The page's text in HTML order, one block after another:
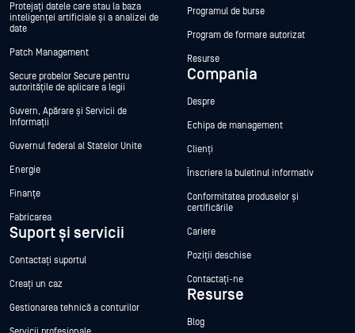
Protejați datele care stau la baza
inteligenței artificiale și a analizei de
date
Patch Management
Secure probelor Secure pentru
autoritățile de aplicare a legii
Guvern, Apărare și Servicii de
Informații
Guvernul federal al Statelor Unite
Energie
Finanțe
Fabricarea
Suport și servicii
Contactați suportul
Creați un caz
Gestionarea tehnică a conturilor
Programul de burse
Program de formare autorizat
Resurse
Compania
Despre
Echipa de management
Clienți
Înscriere la buletinul informativ
Conformitatea produselor și
certificările
Cariere
Poziții deschise
Contactați-ne
Resurse
Blog